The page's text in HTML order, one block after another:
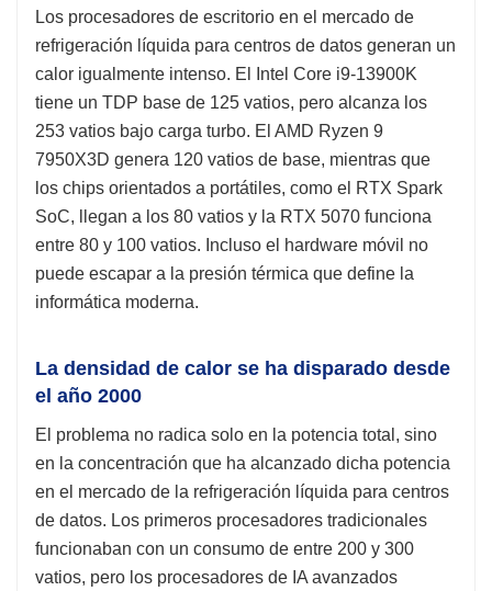
Los procesadores de escritorio en el mercado de
refrigeración líquida para centros de datos generan un
calor igualmente intenso. El Intel Core i9-13900K
tiene un TDP base de 125 vatios, pero alcanza los
253 vatios bajo carga turbo. El AMD Ryzen 9
7950X3D genera 120 vatios de base, mientras que
los chips orientados a portátiles, como el RTX Spark
SoC, llegan a los 80 vatios y la RTX 5070 funciona
entre 80 y 100 vatios. Incluso el hardware móvil no
puede escapar a la presión térmica que define la
informática moderna.
La densidad de calor se ha disparado desde
el año 2000
El problema no radica solo en la potencia total, sino
en la concentración que ha alcanzado dicha potencia
en el mercado de la refrigeración líquida para centros
de datos. Los primeros procesadores tradicionales
funcionaban con un consumo de entre 200 y 300
vatios, pero los procesadores de IA avanzados